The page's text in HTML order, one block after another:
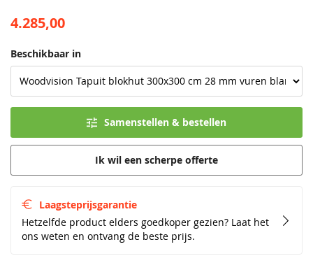
4.285,00
Beschikbaar in
Laagsteprijsgarantie
Hetzelfde product elders goedkoper gezien? Laat het
ons weten en ontvang de beste prijs.
Samenstellen & bestellen
Ik wil een scherpe offerte